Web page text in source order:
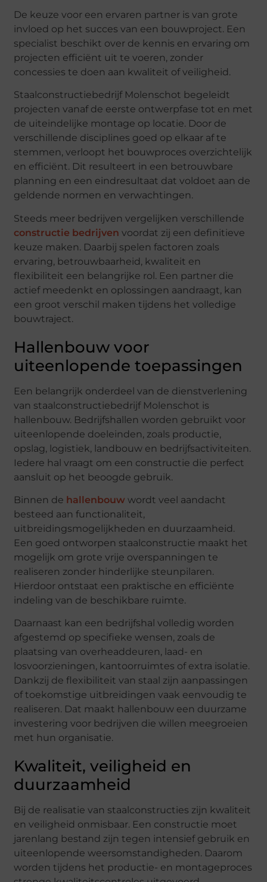
De keuze voor een ervaren partner is van grote
invloed op het succes van een bouwproject. Een
specialist beschikt over de kennis en ervaring om
projecten efficiënt uit te voeren, zonder
concessies te doen aan kwaliteit of veiligheid.
Staalconstructiebedrijf Molenschot begeleidt
projecten vanaf de eerste ontwerpfase tot en met
de uiteindelijke montage op locatie. Door de
verschillende disciplines goed op elkaar af te
stemmen, verloopt het bouwproces overzichtelijk
en efficiënt. Dit resulteert in een betrouwbare
planning en een eindresultaat dat voldoet aan de
geldende normen en verwachtingen.
Steeds meer bedrijven vergelijken verschillende
constructie bedrijven voordat zij een definitieve
keuze maken. Daarbij spelen factoren zoals
ervaring, betrouwbaarheid, kwaliteit en
flexibiliteit een belangrijke rol. Een partner die
actief meedenkt en oplossingen aandraagt, kan
een groot verschil maken tijdens het volledige
bouwtraject.
Hallenbouw voor
uiteenlopende toepassingen
Een belangrijk onderdeel van de dienstverlening
van staalconstructiebedrijf Molenschot is
hallenbouw. Bedrijfshallen worden gebruikt voor
uiteenlopende doeleinden, zoals productie,
opslag, logistiek, landbouw en bedrijfsactiviteiten.
Iedere hal vraagt om een constructie die perfect
aansluit op het beoogde gebruik.
Binnen de hallenbouw wordt veel aandacht
besteed aan functionaliteit,
uitbreidingsmogelijkheden en duurzaamheid.
Een goed ontworpen staalconstructie maakt het
mogelijk om grote vrije overspanningen te
realiseren zonder hinderlijke steunpilaren.
Hierdoor ontstaat een praktische en efficiënte
indeling van de beschikbare ruimte.
Daarnaast kan een bedrijfshal volledig worden
afgestemd op specifieke wensen, zoals de
plaatsing van overheaddeuren, laad- en
losvoorzieningen, kantoorruimtes of extra isolatie.
Dankzij de flexibiliteit van staal zijn aanpassingen
of toekomstige uitbreidingen vaak eenvoudig te
realiseren. Dat maakt hallenbouw een duurzame
investering voor bedrijven die willen meegroeien
met hun organisatie.
Kwaliteit, veiligheid en
duurzaamheid
Bij de realisatie van staalconstructies zijn kwaliteit
en veiligheid onmisbaar. Een constructie moet
jarenlang bestand zijn tegen intensief gebruik en
uiteenlopende weersomstandigheden. Daarom
worden tijdens het productie- en montageproces